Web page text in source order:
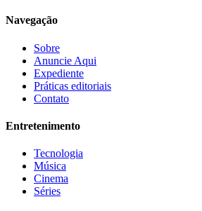
Navegação
Sobre
Anuncie Aqui
Expediente
Práticas editoriais
Contato
Entretenimento
Tecnologia
Música
Cinema
Séries